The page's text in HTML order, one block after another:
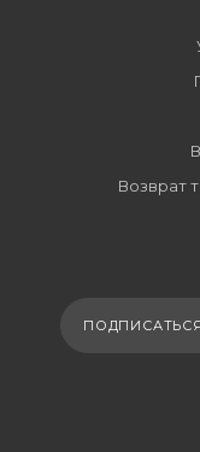
Возврат